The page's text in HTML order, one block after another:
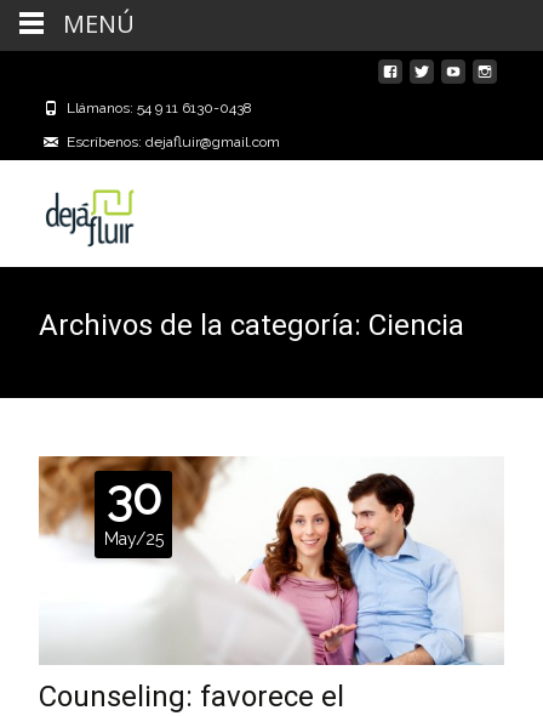
Llámanos: 54 9 11 6130-0438
Escríbenos: dejafluir@gmail.com
Archivos de la categoría: Ciencia
30
May/25
Counseling: favorece el
MENÚ